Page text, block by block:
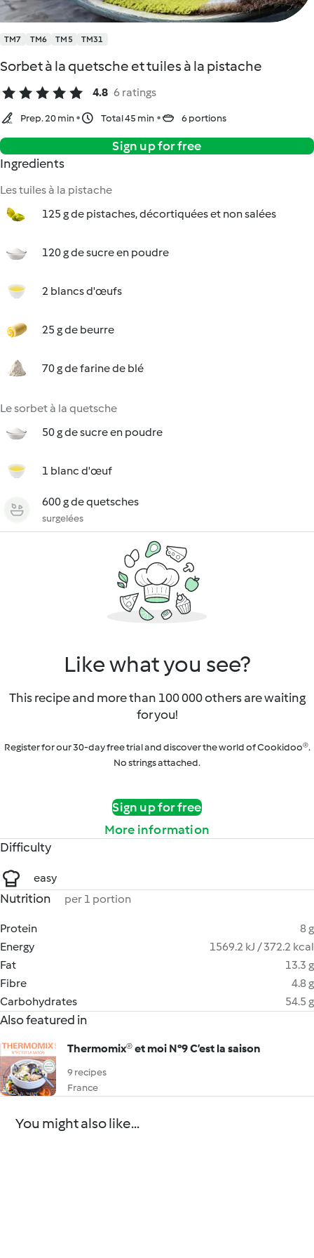
TM7 TM6 TM5 TM31
Sorbet à la quetsche et tuiles à la pistache
4.8 6 ratings
Prep. 20 min Total 45 min 6 portions
Sign up for free
Ingredients
Les tuiles à la pistache
125 g de pistaches, décortiquées et non salées
120 g de sucre en poudre
2 blancs d'œufs
25 g de beurre
70 g de farine de blé
Le sorbet à la quetsche
50 g de sucre en poudre
1 blanc d'œuf
600 g de quetsches
surgelées
Like what you see?
This recipe and more than 100 000 others are waiting
for you!
Register for our 30-day free trial and discover the world of Cookidoo®.
No strings attached.
Sign up for free
More information
Difficulty
easy
Nutrition per 1 portion
Protein
8 g
Energy
1569.2 kJ / 372.2 kcal
Fat
13.3 g
Fibre
4.8 g
Carbohydrates
54.5 g
Also featured in
Thermomix® et moi N°9 C’est la saison
9 recipes
France
You might also like...